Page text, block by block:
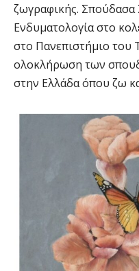
ζωγραφικής. Σπούδασα
Ενδυματολογία στο
στο Πανεπιστήμιο του
ολοκλήρωση των
στην Ελλάδα όπου ζω